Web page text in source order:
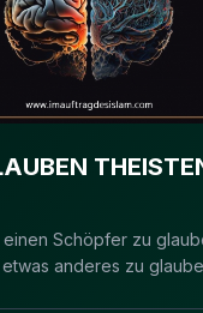
einen Schöpfer zu